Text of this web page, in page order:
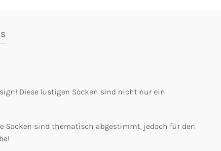
Diese lustigen Socken sind nicht nur ein
Socken sind thematisch abgestimmt, jedoch für den